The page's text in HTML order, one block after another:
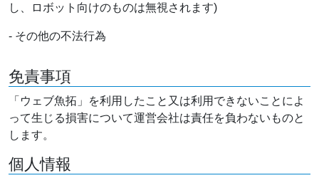
し、ロボット向けのものは無視されます)
- その他の不法行為
免責事項
「ウェブ魚拓」を利用したこと又は利用できないことによ
って生じる損害について運営会社は責任を負わないものと
します。
個人情報